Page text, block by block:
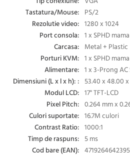
Tastatura/Mouse: PS/2
Rezolutie video: 1280 x 1024
Port consola: 1 x SPHD
Carcasa: Metal + Plastic
Porturi KVM: 1 x SPHD
Alimentare: 1 x 3-Prong
Dimensiuni (L x l x h): : 53.40 x 48.00
Modul LCD: 17" TFT-LCD
Pixel Pitch: 0.264 mm x
Culori suportate: 16.7M culori
Contrast Ratio: 1000:1
Timp de raspuns: 5 ms
Cod bare (EAN): 4719264642395